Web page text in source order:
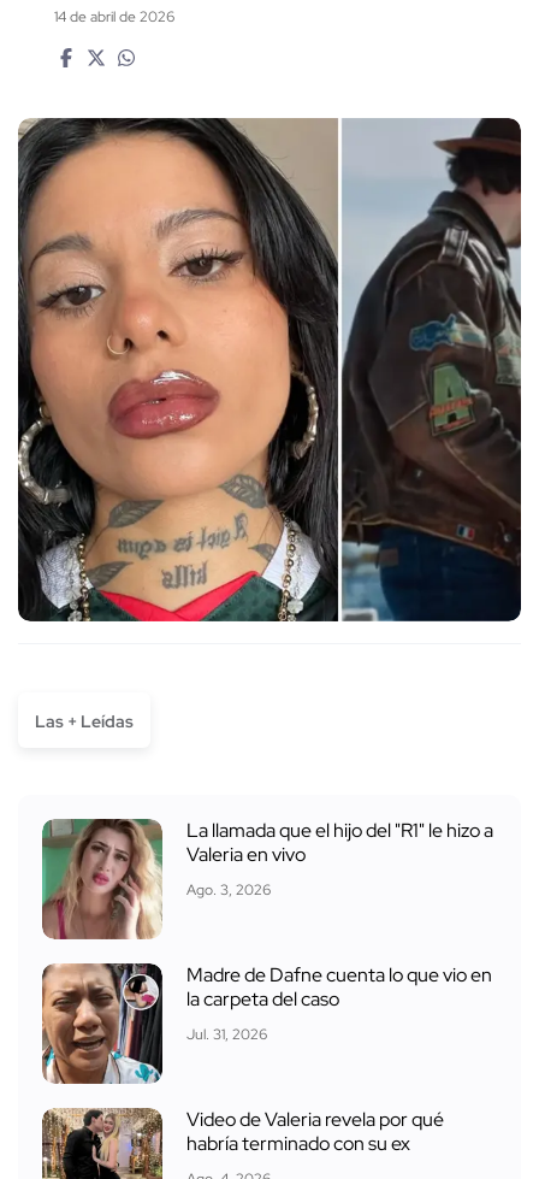
14 de abril de 2026
Las + Leídas
La llamada que el hijo del "R1" le hizo a
Valeria en vivo
Ago. 3, 2026
Madre de Dafne cuenta lo que vio en
la carpeta del caso
Jul. 31, 2026
Video de Valeria revela por qué
habría terminado con su ex